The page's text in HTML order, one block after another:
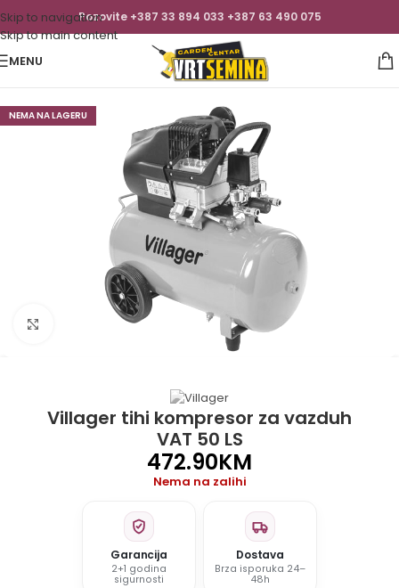
Skip to navigation
Skip to main content
Pozovite +387 33 894 033 +387 63 490 075
MENU
NEMA NA LAGERU
Click to enlarge
Villager tihi kompresor za vazduh
VAT 50 LS
472.90KM
Nema na zalihi
Garancija
2+1 godina
sigurnosti
Dostava
Brza isporuka 24–
48h